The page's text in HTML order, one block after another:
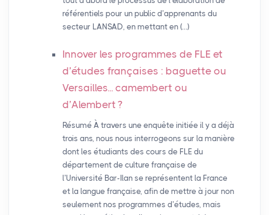
référentiels pour un public d’apprenants du
secteur LANSAD, en mettant en (…)
Innover les programmes de FLE et
d’études françaises : baguette ou
Versailles... camembert ou
d’Alembert ?
Résumé À travers une enquête initiée il y a déjà
trois ans, nous nous interrogeons sur la manière
dont les étudiants des cours de FLE du
département de culture française de
l’Université Bar-Ilan se représentent la France
et la langue française, afin de mettre à jour non
seulement nos programmes d’études, mais